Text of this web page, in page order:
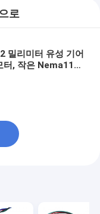
로
밀리미터 유성 기어
터, 작은 Nema11